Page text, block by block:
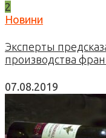
2
Новини
Эксперты
производства
07.08.2019